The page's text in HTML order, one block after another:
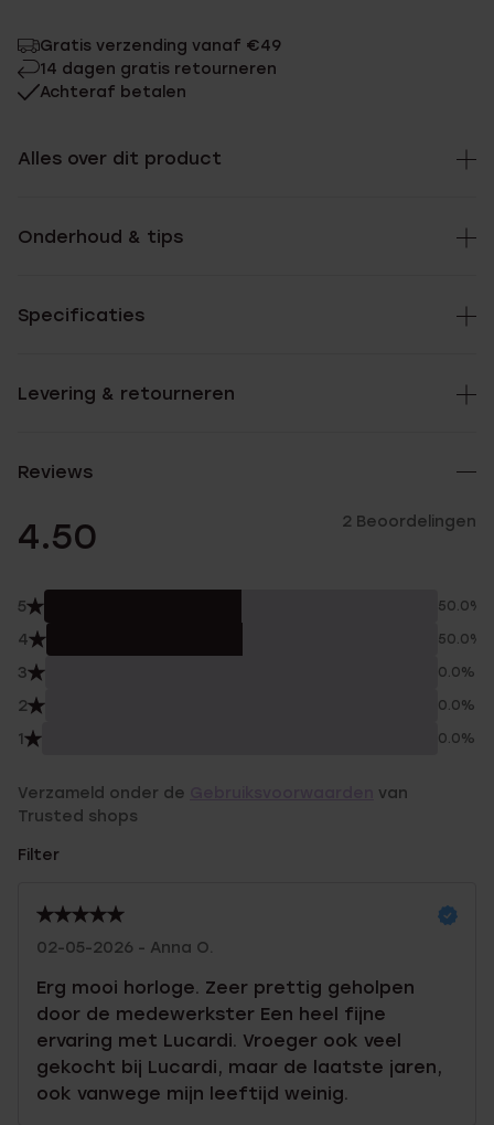
Gratis verzending vanaf €49
14 dagen gratis retourneren
Achteraf betalen
Alles over dit product
Onderhoud & tips
Specificaties
Levering & retourneren
Reviews
4.50 2 Beoordelingen
5 50.0%
4 50.0%
3 0.0%
2 0.0%
1 0.0%
Verzameld onder de
van
Trusted shops
Filter
02-05-2026 - Anna O.
Erg mooi horloge. Zeer prettig geholpen
door de medewerkster Een heel fijne
ervaring met Lucardi. Vroeger ook veel
gekocht bij Lucardi, maar de laatste jaren,
ook vanwege mijn leeftijd weinig.